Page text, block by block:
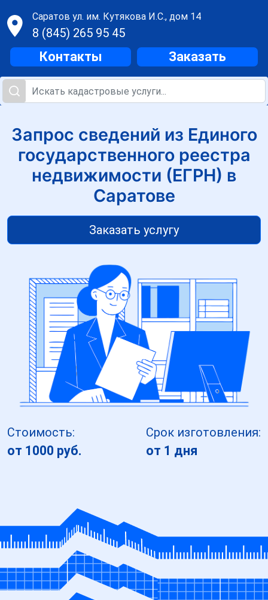
Саратов ул. им. Кутякова И.С., дом 14
8 (845) 265 95 45
Контакты Заказать
Запрос сведений из Единого
государственного реестра
недвижимости (ЕГРН) в
Саратове
Заказать услугу
Стоимость:
от 1000 руб.
Срок изготовления:
от 1 дня